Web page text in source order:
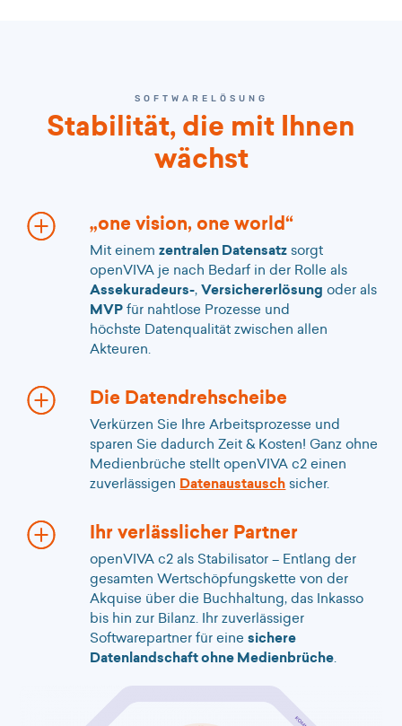
SOFTWARELÖSUNG
Stabilität, die mit Ihnen
wächst
„one vision, one world“
Mit einemzentralen Datensatz sorgt
openVIVA je nach Bedarf in der Rolle als
Assekuradeurs-,Versichererlösung oder als
MVPfür nahtlose Prozesse und
höchste Datenqualität zwischen allen
Akteuren.
Die Datendrehscheibe
Verkürzen Sie Ihre Arbeitsprozesse und
sparen Sie dadurch Zeit & Kosten! Ganz ohne
Medienbrüche stellt openVIVA c2 einen
zuverlässigen Datenaustausch sicher.
Ihr verlässlicher Partner
openVIVA c2 als Stabilisator – Entlang der
gesamten Wertschöpfungskette von der
Akquise über die Buchhaltung, das Inkasso
bis hin zur Bilanz. Ihr zuverlässiger
Softwarepartner für einesichere
Datenlandschaft ohne Medienbrüche.